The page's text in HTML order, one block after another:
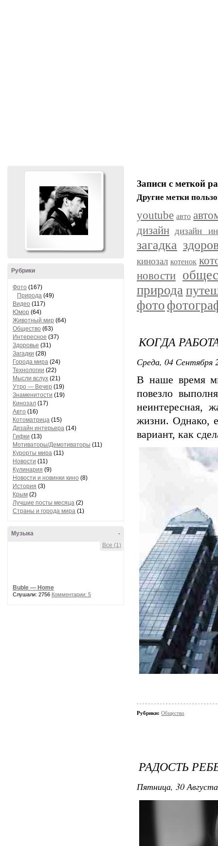
Рубрики
Фото (167)
Природа (49)
Видео (117)
Юмор (64)
Животный мир (64)
Общество (63)
Интересное (37)
Здоровье (31)
Загадки (28)
Города мира (24)
Технологии (22)
Мысли вслух (21)
Утро — Вечер (19)
Знаменитости (19)
Кинозал (17)
Авто (16)
Котоматрица (15)
Дизайн интерьера (14)
Гифки (13)
Мотиваторы/Демотиваторы (11)
Курорты мира (11)
Новости (11)
Кулинария (9)
Новости и новинки кино (8)
История (3)
Крым (2)
Лучшие посты месяца (2)
Страны и города мира (1)
-
Музыка
Все (1)
Buble — Home
Слушали: 2756 Комментарии: 5
Записи с меткой
Другие метки
youtube авто
дизайн дизайн
загадка
кинозал котенок
новости
природа
фото
КОГДА
Среда, 04 Сентября
В наше время
повезло
неинтересная,
жизни. Однако,
вариант, как
Рубрики: Общество
РАДОСТЬ
Пятница, 30